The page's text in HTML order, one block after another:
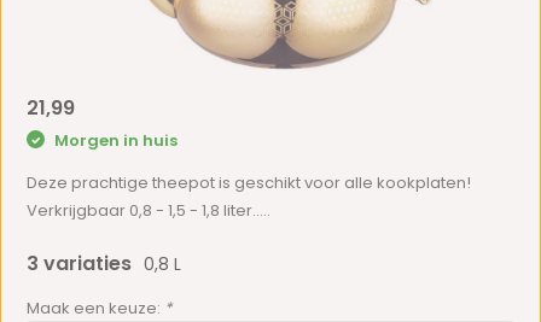
21,99
Morgen in huis
Deze prachtige theepot is geschikt voor alle kookplaten!
Verkrijgbaar 0,8 - 1,5 - 1,8 liter.....
3 variaties 0,8 L
Maak een keuze: *